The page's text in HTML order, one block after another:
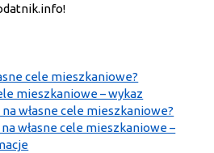
cele mieszkaniowe?
mieszkaniowe – wykaz
własne cele mieszkaniowe?
własne cele mieszkaniowe –